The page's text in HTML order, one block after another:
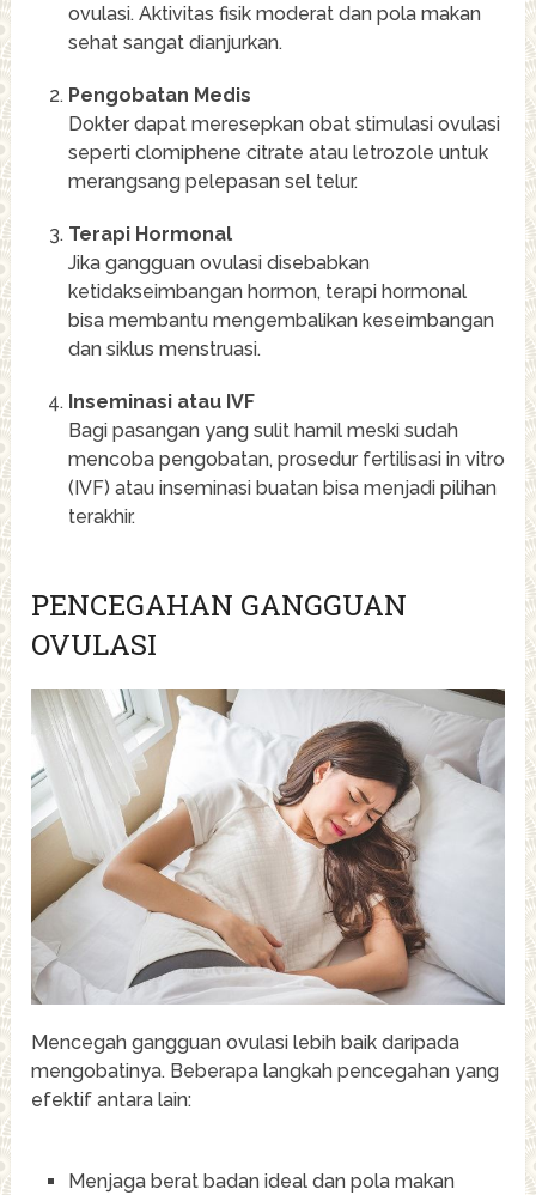
ovulasi. Aktivitas fisik moderat dan pola makan
sehat sangat dianjurkan.
Pengobatan Medis
Dokter dapat meresepkan obat stimulasi ovulasi
seperti clomiphene citrate atau letrozole untuk
merangsang pelepasan sel telur.
Terapi Hormonal
Jika gangguan ovulasi disebabkan
ketidakseimbangan hormon, terapi hormonal
bisa membantu mengembalikan keseimbangan
dan siklus menstruasi.
Inseminasi atau IVF
Bagi pasangan yang sulit hamil meski sudah
mencoba pengobatan, prosedur fertilisasi in vitro
(IVF) atau inseminasi buatan bisa menjadi pilihan
terakhir.
PENCEGAHAN GANGGUAN
OVULASI
Mencegah gangguan ovulasi lebih baik daripada
mengobatinya. Beberapa langkah pencegahan yang
efektif antara lain:
Menjaga berat badan ideal dan pola makan